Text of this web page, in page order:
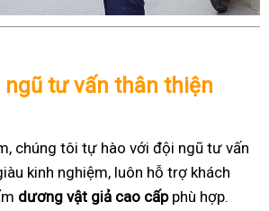
tư vấn thân thiện
chúng tôi tự hào với đội ngũ tư vấn
kinh nghiệm, luôn hỗ trợ khách
dương vật giả cao cấpphù hợp.